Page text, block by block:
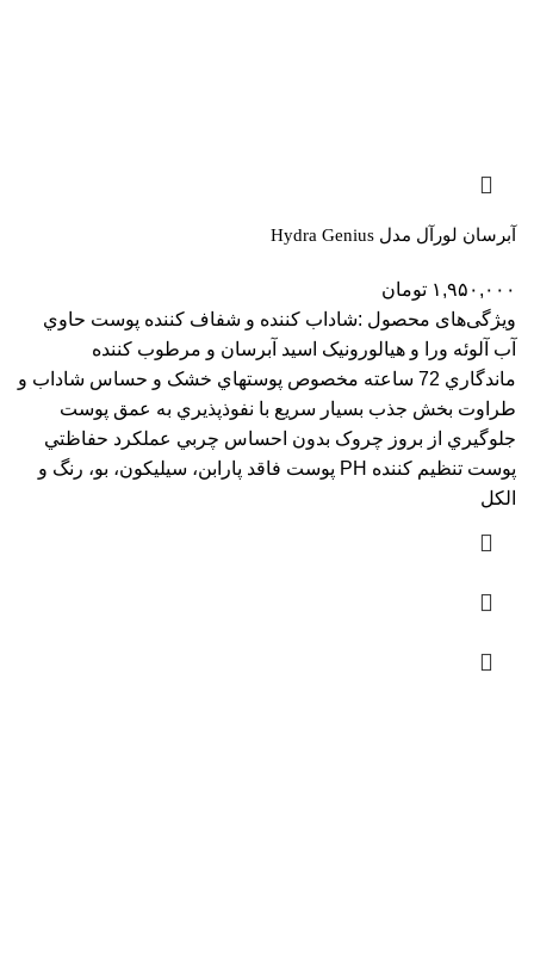
آبرسان لورآل مدل Hydra Genius
۱,۹۵۰,۰۰۰ تومان
ویژگی‌های محصول :شاداب کننده و شفاف کننده پوست حاوي
آب آلوئه ورا و هيالورونيک اسيد آبرسان و مرطوب کننده
ماندگاري 72 ساعته مخصوص پوستهاي خشک و حساس شاداب و
طراوت بخش جذب بسيار سريع با نفوذپذيري به عمق پوست
جلوگيري از بروز چروک بدون احساس چربي عملکرد حفاظتي
پوست تنظيم کننده PH پوست فاقد پارابن، سيليکون، بو، رنگ و
الکل